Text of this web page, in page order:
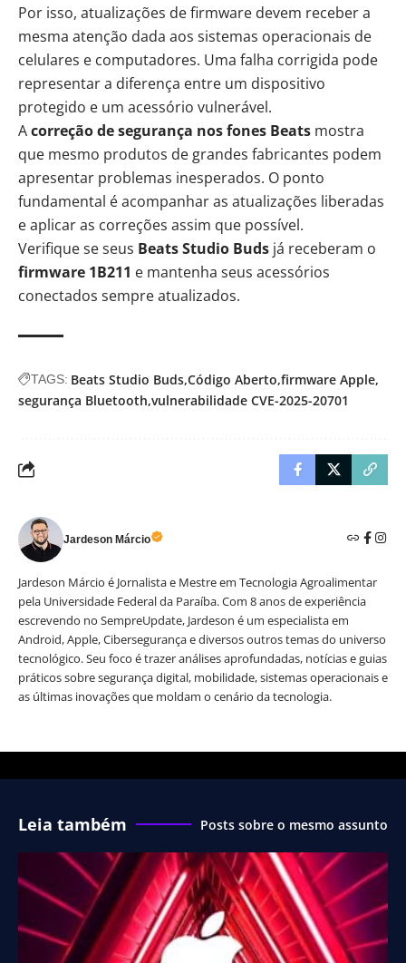
Por isso, atualizações de firmware devem receber a
mesma atenção dada aos sistemas operacionais de
celulares e computadores. Uma falha corrigida pode
representar a diferença entre um dispositivo
protegido e um acessório vulnerável.
Acorreção de segurança nos fones Beats mostra
que mesmo produtos de grandes fabricantes podem
apresentar problemas inesperados. O ponto
fundamental é acompanhar as atualizações liberadas
e aplicar as correções assim que possível.
Verifique se seus Beats Studio Buds já receberam o
firmware 1B211 e mantenha seus acessórios
conectados sempre atualizados.
TAGS: Beats Studio Buds Código Aberto firmware Apple
segurança Bluetooth vulnerabilidade CVE-2025-20701
Jardeson Márcio
Jardeson Márcio é Jornalista e Mestre em Tecnologia Agroalimentar
pela Universidade Federal da Paraíba. Com 8 anos de experiência
escrevendo no SempreUpdate, Jardeson é um especialista em
Android, Apple, Cibersegurança e diversos outros temas do universo
tecnológico. Seu foco é trazer análises aprofundadas, notícias e guias
práticos sobre segurança digital, mobilidade, sistemas operacionais e
as últimas inovações que moldam o cenário da tecnologia.
Leia também Posts sobre o mesmo assunto